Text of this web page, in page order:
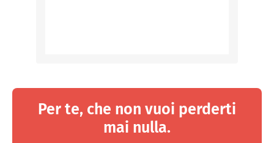
Per te, che non vuoi perderti
mai nulla.